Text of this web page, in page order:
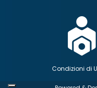
Condizioni di